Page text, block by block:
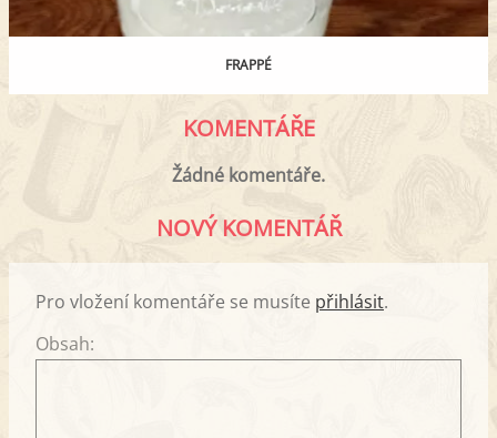
FRAPPÉ
KOMENTÁŘE
Žádné komentáře.
NOVÝ KOMENTÁŘ
Pro vložení komentáře se musíte přihlásit.
Obsah: